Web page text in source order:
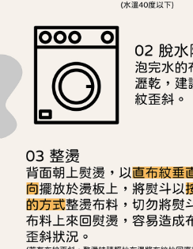
４．使用「AFTEE先享後付」時，將依
時審查核予不同之上限額度；若仍有額
請求用戶進行身份認證。
５．嚴禁一人註冊多個帳號或使用他人
恩沛科技股份有限公司將有權停止該用